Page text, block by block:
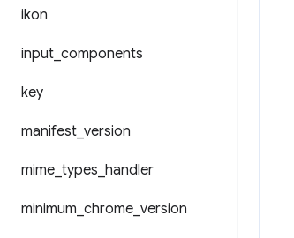
ikon
input components
key
manifest version
mime types handler
minimum chrome version